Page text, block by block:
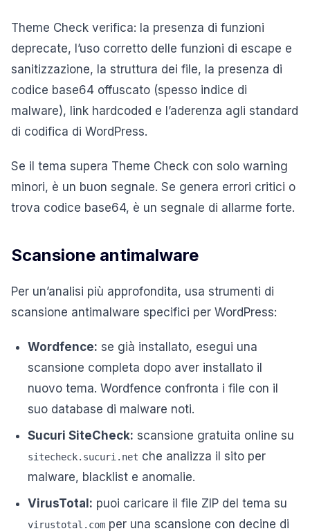
Theme Check verifica: la presenza di funzioni
deprecate, l’uso corretto delle funzioni di escape e
sanitizzazione, la struttura dei file, la presenza di
codice base64 offuscato (spesso indice di
malware), link hardcoded e l’aderenza agli standard
di codifica di WordPress.
Se il tema supera Theme Check con solo warning
minori, è un buon segnale. Se genera errori critici o
trova codice base64, è un segnale di allarme forte.
Scansione antimalware
Per un’analisi più approfondita, usa strumenti di
scansione antimalware specifici per WordPress:
Wordfence: se già installato, esegui una
scansione completa dopo aver installato il
nuovo tema. Wordfence confronta i file con il
suo database di malware noti.
Sucuri SiteCheck: scansione gratuita online su
sitecheck.sucuri.net che analizza il sito per
malware, blacklist e anomalie.
VirusTotal: puoi caricare il file ZIP del tema su
virustotal.com per una scansione con decine di